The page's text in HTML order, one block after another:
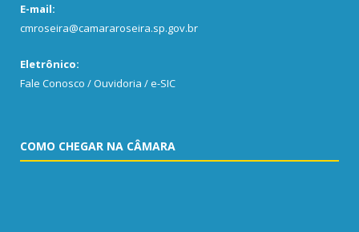
E-mail:
cmroseira@camararoseira.sp.gov.br
Eletrônico:
Fale Conosco / Ouvidoria / e-SIC
COMO CHEGAR NA CÂMARA